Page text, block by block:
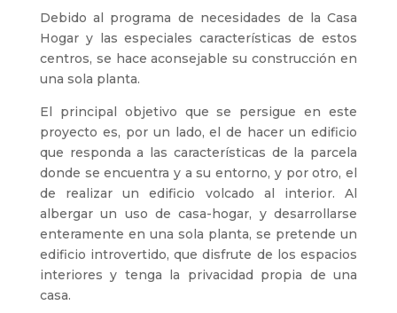
Debido al programa de necesidades de la Casa
Hogar y las especiales características de estos
centros, se hace aconsejable su construcción en
una sola planta.
El principal objetivo que se persigue en este
proyecto es, por un lado, el de hacer un edificio
que responda a las características de la parcela
donde se encuentra y a su entorno, y por otro, el
de realizar un edificio volcado al interior. Al
albergar un uso de casa-hogar, y desarrollarse
enteramente en una sola planta, se pretende un
edificio introvertido, que disfrute de los espacios
interiores y tenga la privacidad propia de una
casa.